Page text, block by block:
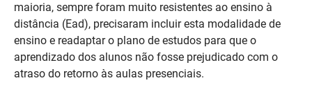
maioria, sempre foram muito resistentes ao ensino à
distância (Ead), precisaram incluir esta modalidade de
ensino e readaptar o plano de estudos para que o
aprendizado dos alunos não fosse prejudicado com o
atraso do retorno às aulas presenciais.